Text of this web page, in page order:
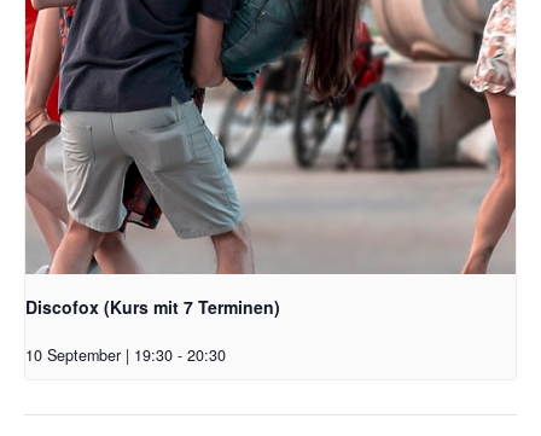
Discofox (Kurs mit 7 Terminen)
10 September | 19:30 - 20:30